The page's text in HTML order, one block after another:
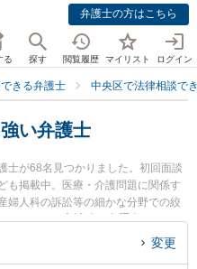
弁護士の方はこちら
る 探す 閲覧履歴 マイリスト ログイン
きる弁護士 中央区で法律相談で
い弁護士
士が68名見つかりました。初回面談
も掲載中。医療・介護問題に関係す
婦人科の訴訟等の細かな分野での絞
人エースの𫝆城 直人弁護士やプラッ
律事務所の林田 敬吾弁護士のプロフ
変更